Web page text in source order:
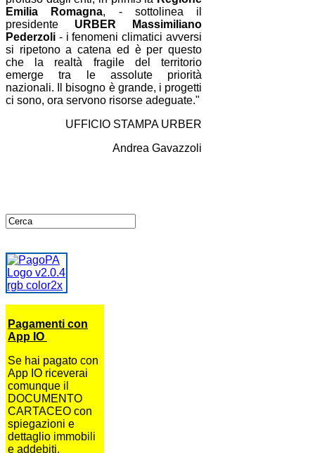
Emilia Romagna, - sottolinea il
presidente URBER Massimiliano
Pederzoli - i fenomeni climatici avversi
si ripetono a catena ed è per questo
che la realtà fragile del territorio
emerge tra le assolute priorità
nazionali. Il bisogno è grande, i progetti
ci sono, ora servono risorse adeguate."
UFFICIO STAMPA URBER
Andrea Gavazzoli
Pagamenti con
App IO
Se hai pagato con
App IO riceverai
comunque il
DOCUMENTO
CARTACEO con
spiegazioni e
dettaglio immobili
e addebiti.